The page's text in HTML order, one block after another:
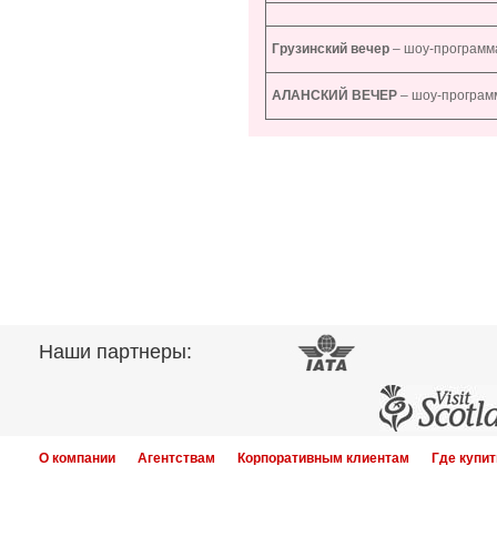
Грузинский вечер – шоу-
АЛАНСКИЙ ВЕЧЕР – шоу-
Наши партнеры:
О компании Агентствам Корпоративным клиентам Где